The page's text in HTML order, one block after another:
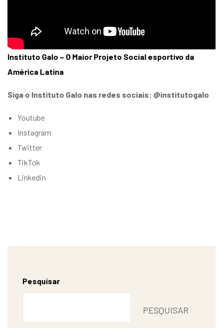
Instituto Galo – O Maior Projeto Social esportivo da
América Latina
Siga o Instituto Galo nas redes sociais: @institutogalo
Youtube
Instagram
Twitter
TikTok
Linkedin
Pesquisar
PESQUISAR